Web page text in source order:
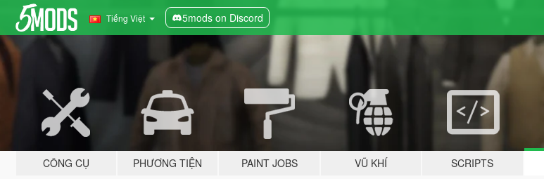
Tiếng Việt 5mods on Discord
CÔNG CỤ PHƯƠNG TIỆN PAINT JOBS VŨ KHÍ SCRIPTS